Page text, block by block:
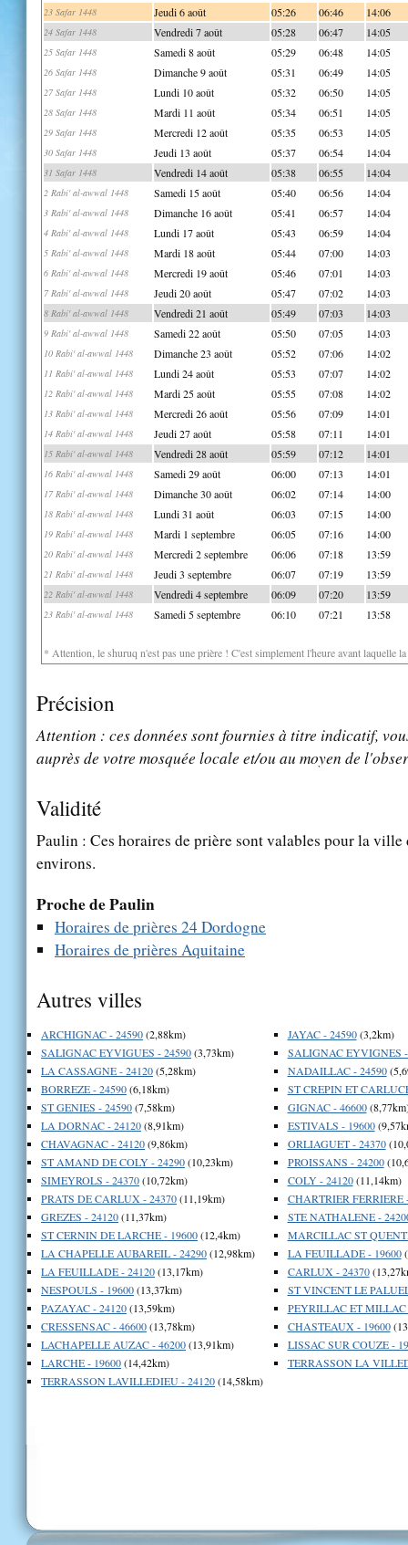
23 Safar 1448 Jeudi 6 août 05:26 06:46 14:06
24 Safar 1448 Vendredi 7 août 05:28 06:47 14:05
25 Safar 1448 Samedi 8 août 05:29 06:48 14:05
26 Safar 1448 Dimanche 9 août 05:31 06:49 14:05
27 Safar 1448 Lundi 10 août 05:32 06:50 14:05
28 Safar 1448 Mardi 11 août 05:34 06:51 14:05
29 Safar 1448 Mercredi 12 août 05:35 06:53 14:05
30 Safar 1448 Jeudi 13 août 05:37 06:54 14:04
31 Safar 1448 Vendredi 14 août 05:38 06:55 14:04
2 Rabi' al-awwal 1448 Samedi 15 août 05:40 06:56 14:04
3 Rabi' al-awwal 1448 Dimanche 16 août 05:41 06:57 14:04
4 Rabi' al-awwal 1448 Lundi 17 août 05:43 06:59 14:04
5 Rabi' al-awwal 1448 Mardi 18 août 05:44 07:00 14:03
6 Rabi' al-awwal 1448 Mercredi 19 août 05:46 07:01 14:03
7 Rabi' al-awwal 1448 Jeudi 20 août 05:47 07:02 14:03
8 Rabi' al-awwal 1448 Vendredi 21 août 05:49 07:03 14:03
9 Rabi' al-awwal 1448 Samedi 22 août 05:50 07:05 14:03
10 Rabi' al-awwal 1448 Dimanche 23 août 05:52 07:06 14:02
11 Rabi' al-awwal 1448 Lundi 24 août 05:53 07:07 14:02
12 Rabi' al-awwal 1448 Mardi 25 août 05:55 07:08 14:02
13 Rabi' al-awwal 1448 Mercredi 26 août 05:56 07:09 14:01
14 Rabi' al-awwal 1448 Jeudi 27 août 05:58 07:11 14:01
15 Rabi' al-awwal 1448 Vendredi 28 août 05:59 07:12 14:01
16 Rabi' al-awwal 1448 Samedi 29 août 06:00 07:13 14:01
17 Rabi' al-awwal 1448 Dimanche 30 août 06:02 07:14 14:00
18 Rabi' al-awwal 1448 Lundi 31 août 06:03 07:15 14:00
19 Rabi' al-awwal 1448 Mardi 1 septembre 06:05 07:16 14:00
20 Rabi' al-awwal 1448 Mercredi 2 septembre 06:06 07:18 13:59
21 Rabi' al-awwal 1448 Jeudi 3 septembre 06:07 07:19 13:59
22 Rabi' al-awwal 1448 Vendredi 4 septembre 06:09 07:20 13:59
23 Rabi' al-awwal 1448 Samedi 5 septembre 06:10 07:21 13:58
* Attention, le shuruq n'est pas une prière ! C'est simplement l'heure avant laquelle
Précision
Attention : ces données sont fournies à titre indicatif,
auprès de votre mosquée locale et/ou au moyen de
Validité
Paulin : Ces horaires de prière sont valables pour la
environs.
Proche de Paulin
Horaires de prières 24 Dordogne
Horaires de prières Aquitaine
Autres villes
ARCHIGNAC - 24590(2,88km)
SALIGNAC EYVIGUES - 24590(3,73km)
LA CASSAGNE - 24120(5,28km)
BORREZE - 24590(6,18km)
ST GENIES - 24590(7,58km)
LA DORNAC - 24120(8,91km)
CHAVAGNAC - 24120(9,86km)
ST AMAND DE COLY - 24290(10,23km)
SIMEYROLS - 24370(10,72km)
PRATS DE CARLUX - 24370(11,19km)
GREZES - 24120(11,37km)
ST CERNIN DE LARCHE - 19600(12,4km)
LA CHAPELLE AUBAREIL - 24290(12,98km)
LA FEUILLADE - 24120(13,17km)
NESPOULS - 19600(13,37km)
PAZAYAC - 24120(13,59km)
CRESSENSAC - 46600(13,78km)
LACHAPELLE AUZAC - 46200(13,91km)
LARCHE - 19600(14,42km)
TERRASSON LAVILLEDIEU - 24120(14,58km)
JAYAC - 24590(3,2km)
SALIGNAC EYVIGNES -
NADAILLAC - 24590
ST CREPIN ET
GIGNAC - 46600
ESTIVALS - 19600
ORLIAGUET - 24370
PROISSANS - 24200
COLY - 24120(11,14km)
CHARTRIER FERRIERE
STE NATHALENE -
MARCILLAC ST
LA FEUILLADE - 19600
CARLUX - 24370
ST VINCENT LE
PEYRILLAC ET MILLAC
CHASTEAUX - 19600
LISSAC SUR COUZE -
TERRASSON LA